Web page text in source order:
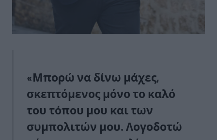
«Μπορώ να δίνω μάχες,
σκεπτόμενος μόνο το καλό
του τόπου μου και των
συμπολιτών μου. Λογοδοτώ